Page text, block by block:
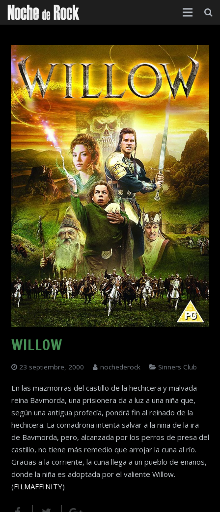
Categorías
Agenda
Foro
Contacto
Acerca de
WILLOW
23 septiembre, 2000 nochederock Sinners Club
En las mazmorras del castillo de la hechicera y malvada
reina Bavmorda, una prisionera da a luz a una niña que,
según una antigua profecía, pondrá fin al reinado de la
hechicera. La comadrona intenta salvar a la niña de la ira
de Bavmorda, pero, alcanzada por los perros de presa del
castillo, no tiene más remedio que arrojar la cuna al río.
Gracias a la corriente, la cuna llega a un pueblo de enanos,
donde la niña es adoptada por el valiente Willow.
(FILMAFFINITY)